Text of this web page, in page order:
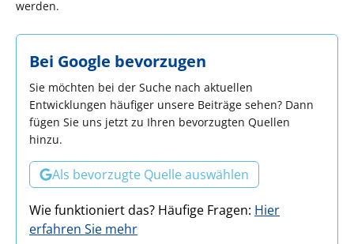
werden.
Bei Google bevorzugen
Sie möchten bei der Suche nach aktuellen
Entwicklungen häufiger unsere Beiträge sehen? Dann
fügen Sie uns jetzt zu Ihren bevorzugten Quellen
hinzu.
Als bevorzugte Quelle auswählen
Wie funktioniert das? Häufige Fragen: Hier
erfahren Sie mehr